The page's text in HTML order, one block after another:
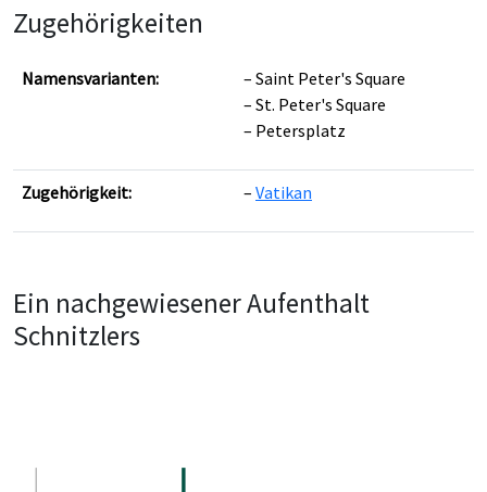
Zugehörigkeiten
Namensvarianten:
Saint Peter's Square
St. Peter's Square
Petersplatz
Zugehörigkeit: Vatikan
Ein nachgewiesener Aufenthalt
Schnitzlers